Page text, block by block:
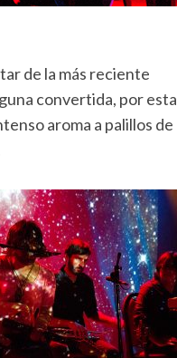
de la más reciente
convertida, por esta
aroma a palillos de